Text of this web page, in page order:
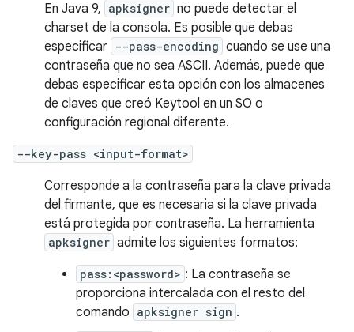
En Java 9, apksigner no puede detectar el
charset de la consola. Es posible que debas
especificar --pass-encoding cuando se use una
contraseña que no sea ASCII. Además, puede que
debas especificar esta opción con los almacenes
de claves que creó Keytool en un SO o
configuración regional diferente.
--key-pass <input-format>
Corresponde a la contraseña para la clave privada
del firmante, que es necesaria si la clave privada
está protegida por contraseña. La herramienta
apksigner admite los siguientes formatos:
pass:<password> : La contraseña se
proporciona intercalada con el resto del
comando apksigner sign .